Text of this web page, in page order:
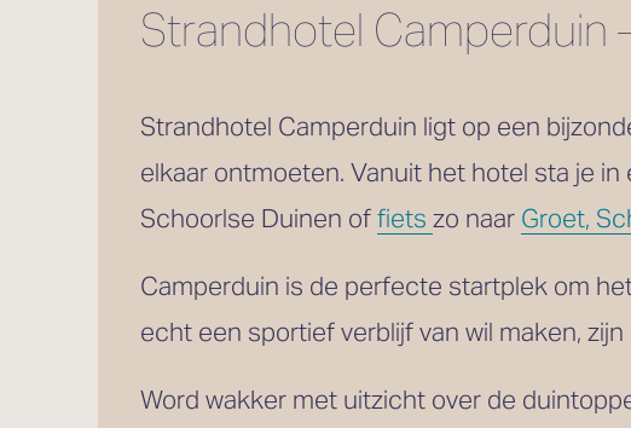
Strandhotel Camperduin
Strandhotel Camperduin ligt op een
elkaar ontmoeten. Vanuit het hotel sta je
Schoorlse Duinen of fietszo naar Groet,
Camperduin is de perfecte startplek om
echt een sportief verblijf van wil maken,
Word wakker met uitzicht over de